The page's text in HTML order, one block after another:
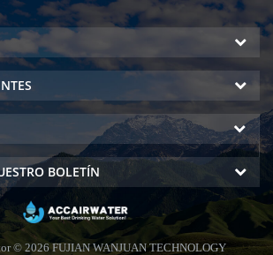
BOLETÍN
© 2026 FUJIAN WANJUAN TECHNOLOGY